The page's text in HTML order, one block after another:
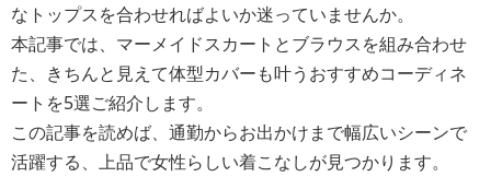
なトップスを合わせればよいか迷っていませんか。
本記事では、マーメイドスカートとブラウスを組み合わせ
た、きちんと見えて体型カバーも叶うおすすめコーディネ
ートを5選ご紹介します。
この記事を読めば、通勤からお出かけまで幅広いシーンで
活躍する、上品で女性らしい着こなしが見つかります。